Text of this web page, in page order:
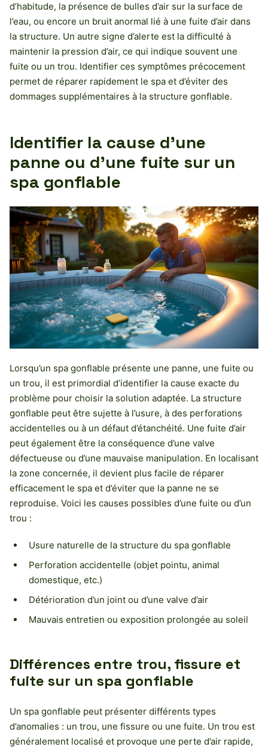
d’habitude, la présence de bulles d’air sur la surface de
l’eau, ou encore un bruit anormal lié à une fuite d’air dans
la structure. Un autre signe d’alerte est la difficulté à
maintenir la pression d’air, ce qui indique souvent une
fuite ou un trou. Identifier ces symptômes précocement
permet de réparer rapidement le spa et d’éviter des
dommages supplémentaires à la structure gonflable.
Identifier la cause d’une
panne ou d’une fuite sur un
spa gonflable
Lorsqu’un spa gonflable présente une panne, une fuite ou
un trou, il est primordial d’identifier la cause exacte du
problème pour choisir la solution adaptée. La structure
gonflable peut être sujette à l’usure, à des perforations
accidentelles ou à un défaut d’étanchéité. Une fuite d’air
peut également être la conséquence d’une valve
défectueuse ou d’une mauvaise manipulation. En localisant
la zone concernée, il devient plus facile de réparer
efficacement le spa et d’éviter que la panne ne se
reproduise. Voici les causes possibles d’une fuite ou d’un
trou :
Usure naturelle de la structure du spa gonflable
Perforation accidentelle (objet pointu, animal
domestique, etc.)
Détérioration d’un joint ou d’une valve d’air
Mauvais entretien ou exposition prolongée au soleil
Différences entre trou, fissure et
fuite sur un spa gonflable
Un spa gonflable peut présenter différents types
d’anomalies : un trou, une fissure ou une fuite. Un trou est
généralement localisé et provoque une perte d’air rapide,